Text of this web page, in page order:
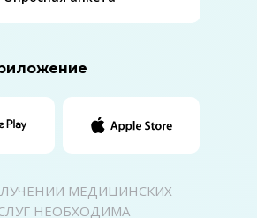
МЕДИЦИНСКИХ
НЕОБХОДИМА